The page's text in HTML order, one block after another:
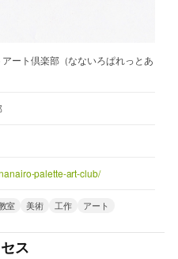
ート倶楽部（なないろぱれっとあ
palette-art-club/
室 美術 工作 アート
ス